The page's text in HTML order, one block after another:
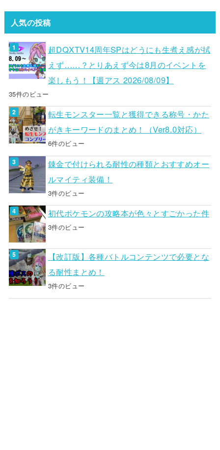
人気の投稿
超DQXTV14周年SPはどうにも生煮え感が拭
えず……？とりあえず今は8月のイベントを
楽しもう！【週アス 2026/08/09】
35件のビュー
転生モンスター一覧と獲得できる称号・かた
がきキーワードのまとめ！（Ver8.0対応）
6件のビュー
錬金で付けられる耐性の種類とおすすめオー
ルマイティ装備！
3件のビュー
初代ポケモンの攻略本が色々とすごかった件
3件のビュー
【改訂版】各種バトルコンテンツで必要とな
る耐性まとめ！
3件のビュー